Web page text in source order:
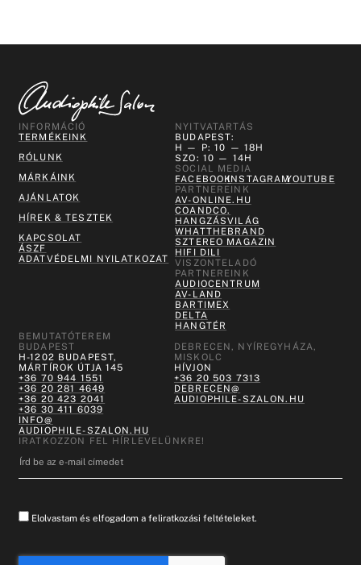
INFORMÁCIÓ
TERMÉKEINK
RÓLUNK
MÁRKÁINK
AJÁNLATOK
HÍREK & TESZTEK
KAPCSOLAT
ÁSZF
ADATVÉDELMI NYILATKOZAT
NYITVATARTÁS
BUDAPEST:
H — P: 10 — 18H
SZO: 10 — 14H
SOCIAL MEDIA
FACEBOOKINSTAGRAMYOUTUBE
PARTNEREINK
AV-ONLINE.HU
COANDCO.
HANGZÁSVILÁG
WHATTHEBRAND
SZTEREO MAGAZIN
HIFI DILI
VISZONTELADÓ
PARTNEREINK
AUDIOCENTRUM
AV-LAND
BARTIMEX
DELTA
HANGTÉR
BEMUTATÓTEREM
BUDAPEST
H-1202 BUDAPEST,
MÁRTÍROK ÚTJA 145
+36 70 944 1551
+36 20 281 4649
+36 20 423 2041
+36 30 411 6039
INFO@
AUDIOPHILE-SZALON.HU
DEBRECEN, NYÍREGYHÁZA,
MISKOLC
HÍVJON
+36 20 503 7313
DEBRECEN@
AUDIOPHILE-SZALON.HU
IRATKOZZON FEL HÍRLEVELÜNKRE!
Elolvastam és elfogadom a feliratkozási feltételeket.